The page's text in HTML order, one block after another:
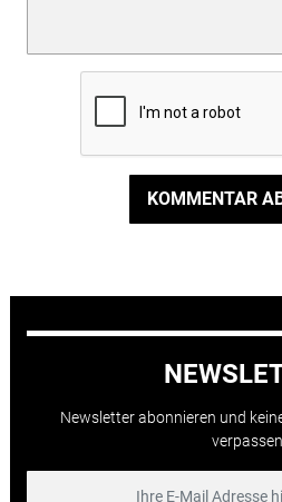
KOMMENTAR
Newsletter abonnieren und
verpassen.